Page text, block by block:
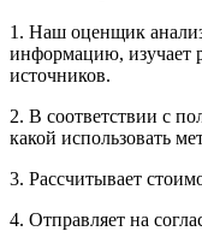
1. Наш оценщик
информацию, изучает
источников.
2. В соответствии с
какой использовать
3. Рассчитывает
4. Отправляет на